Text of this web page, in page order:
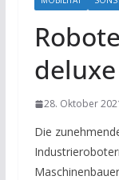
deluxe
28. Oktober
Die